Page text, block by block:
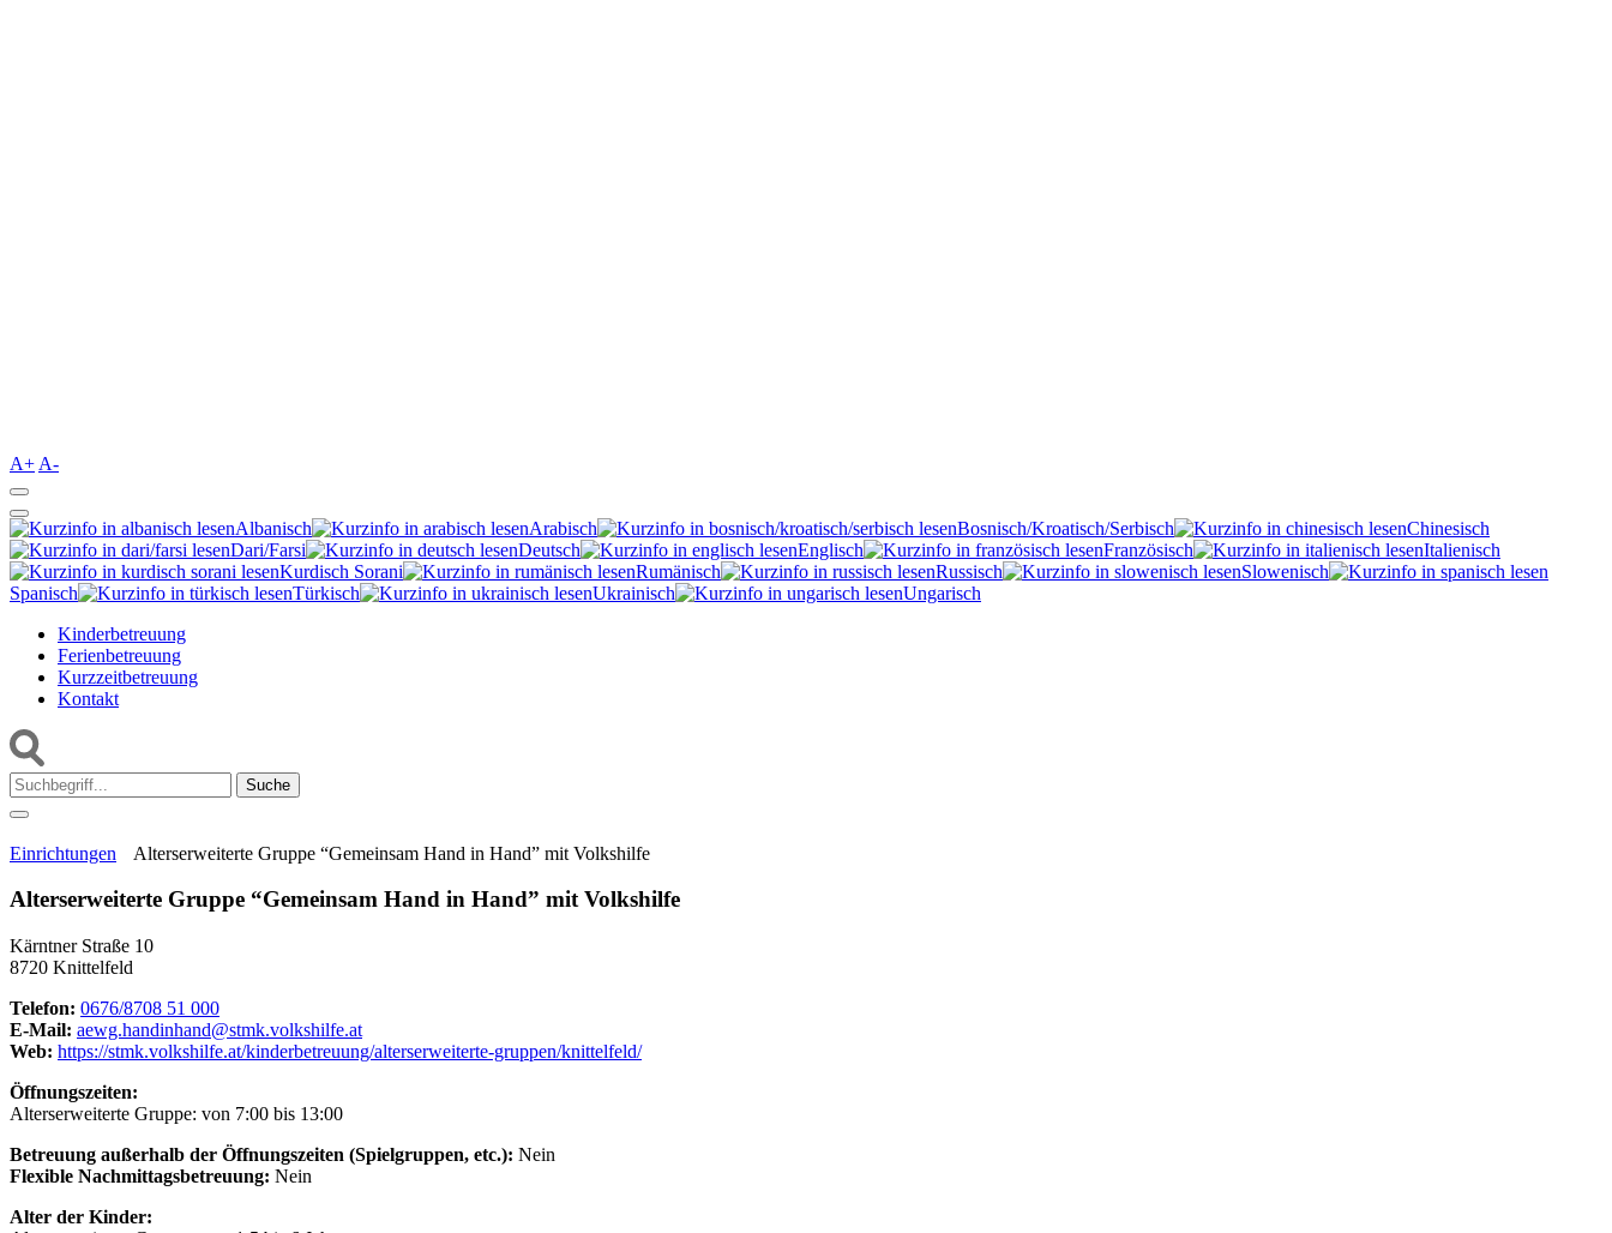
A+ A-
Albanisch Arabisch Bosnisch/Kroatisch/Serbisch
Chinesisch
Dari/Farsi
Deutsch Englisch Französisch
Italienisch
Kurdisch Sorani‎
Rumänisch Russisch
Slowenisch
Spanisch
Türkisch Ukrainisch
Ungarisch
Kinderbetreuung
Ferienbetreuung
Kurzzeitbetreuung
Kontakt
Suche:
Einrichtungen Alterserweiterte Gruppe “Gemeinsam Hand in Hand” mit Volkshilfe
Alterserweiterte Gruppe “Gemeinsam Hand in Hand” mit Volkshilfe
Kärntner Straße 10
8720 Knittelfeld
Telefon: 0676/8708 51 000
E-Mail: aewg.handinhand@stmk.volkshilfe.at
Web: https://stmk.volkshilfe.at/kinderbetreuung/alterserweiterte-gruppen/knittelfeld/
Öffnungszeiten:
Alterserweiterte Gruppe: von 7:00 bis 13:00
Betreuung außerhalb der Öffnungszeiten (Spielgruppen, etc.): Nein
Flexible Nachmittagsbetreuung: Nein
Alter der Kinder: